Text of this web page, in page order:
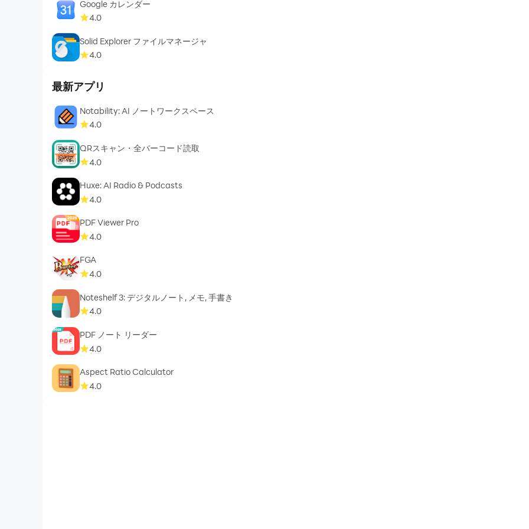
Google カレンダー
4.0
Solid Explorer ファイルマネージャ
4.0
最新アプリ
Notability: AI ノートワークスペース
4.0
QRスキャン・全バーコード読取
4.0
Huxe: AI Radio & Podcasts
4.0
PDF Viewer Pro
4.0
FGA
4.0
Noteshelf 3: デジタルノート, メモ, 手書き
4.0
PDF ノート リーダー
4.0
Aspect Ratio Calculator
4.0